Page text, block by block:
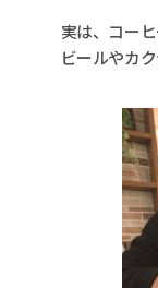
実は、コー
ビールやカ